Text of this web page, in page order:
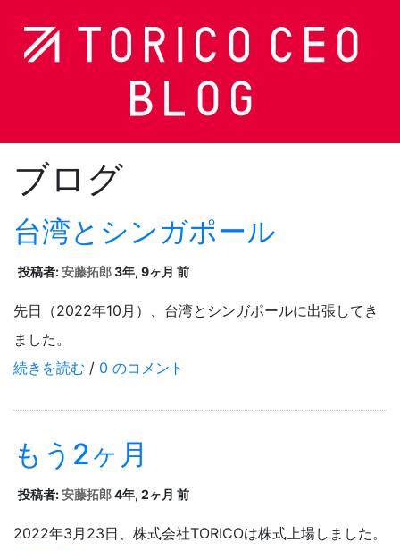
ブログ
台湾とシンガポール
投稿者:安藤拓郎3年, 9ヶ月 前
先日（2022年10月）、台湾とシンガポールに出張してき
ました。
続きを読む / 0 のコメント
もう2ヶ月
投稿者:安藤拓郎4年, 2ヶ月 前
2022年3月23日、株式会社TORICOは株式上場しました。